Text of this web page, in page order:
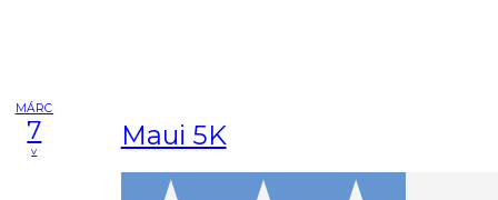
MÁRC
7
v Maui 5K